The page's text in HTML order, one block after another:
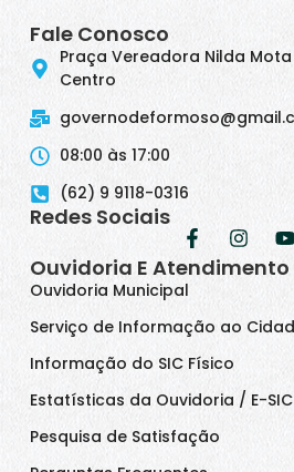
Fale Conosco
Praça Vereadora Nilda Mota
Centro
08:00 às 17:00
(62) 9 9118-0316
Redes Sociais
Ouvidoria E Atendimento
Ouvidoria Municipal
Serviço de Informação ao
Informação do SIC Físico
Estatísticas da Ouvidoria / E-SIC
Pesquisa de Satisfação